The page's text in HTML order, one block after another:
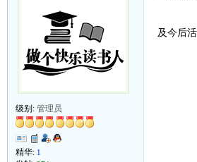
级别: 管理员
精华: 1
及今后